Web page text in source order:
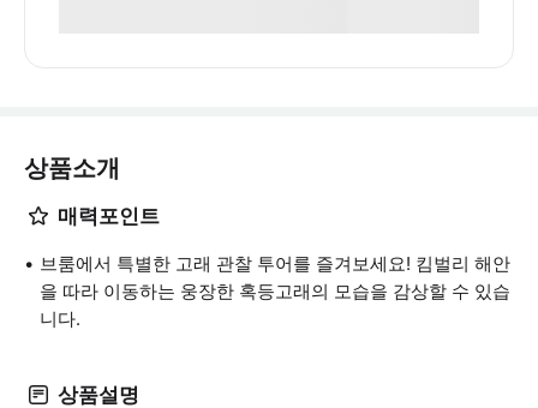
상품소개
매력포인트
브룸에서 특별한 고래 관찰 투어를 즐겨보세요! 킴벌리 해안
을 따라 이동하는 웅장한 혹등고래의 모습을 감상할 수 있습
니다.
상품설명